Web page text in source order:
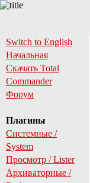
Switch to English
Начальная
Скачать Total
Commander
Форум
Плагины
Системные /
System
Просмотр / Lister
Архиваторные /